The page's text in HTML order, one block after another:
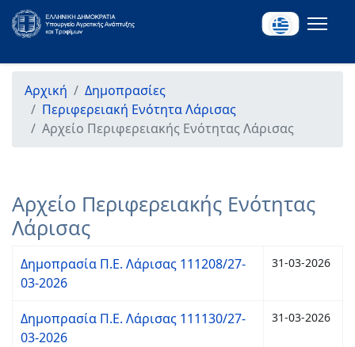
Αρχική
Δημοπρασίες
Περιφερειακή Ενότητα Λάρισας
Αρχείο Περιφερειακής Ενότητας Λάρισας
Αρχείο Περιφερειακής Ενότητας
Λάρισας
Δημοπρασία Π.Ε. Λάρισας 111208/27-
03-2026
31-03-2026
Δημοπρασία Π.Ε. Λάρισας 111130/27-
03-2026
31-03-2026